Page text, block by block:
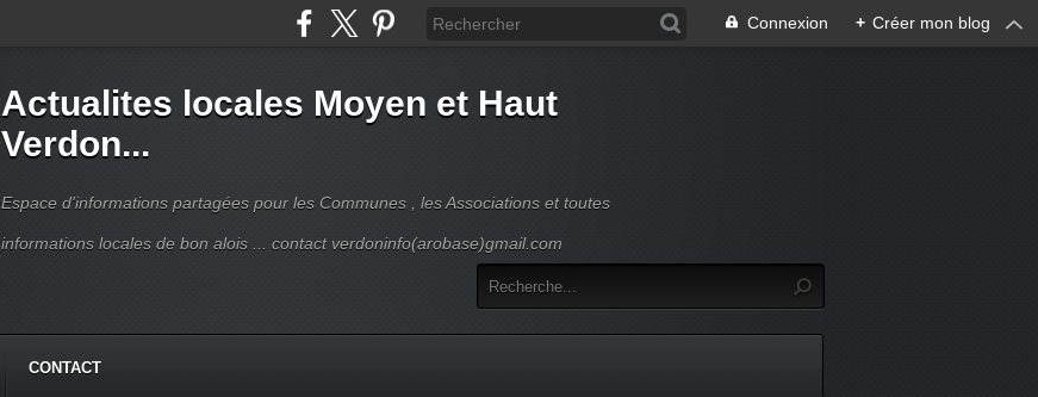
Connexion + Créer mon blog
Actualites locales Moyen et Haut
Verdon...
Espace d'informations partagées pour les Communes , les Associations et toutes
informations locales de bon alois ... contact verdoninfo(arobase)gmail.com
CONTACT